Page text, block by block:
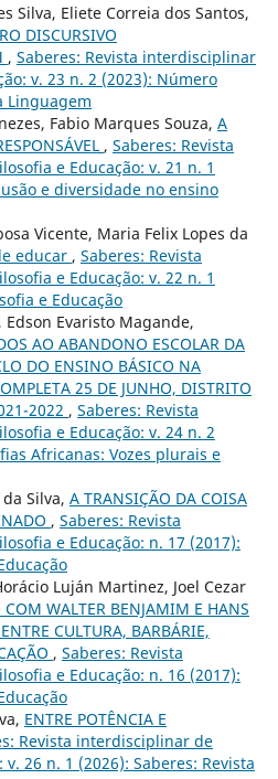
Silva, Eliete Correia dos Santos,
DISCURSIVO
, Saberes: Revista interdisciplinar
v. 23 n. 2 (2023): Número
Linguagem
Fabio Marques Souza, A
, Saberes: Revista
e Educação: v. 21 n. 1
e diversidade no ensino
Vicente, Maria Felix Lopes da
educar , Saberes: Revista
e Educação: v. 22 n. 1
e Educação
Evaristo Magande,
AO ABANDONO ESCOLAR DA
DO ENSINO BÁSICO NA
25 DE JUNHO, DISTRITO
2022 , Saberes: Revista
e Educação: v. 24 n. 2
Africanas: Vozes plurais e
Silva, A TRANSIÇÃO DA COISA
, Saberes: Revista
e Educação: n. 17 (2017):
Luján Martinez, Joel Cezar
WALTER BENJAMIM E HANS
CULTURA, BARBÁRIE,
, Saberes: Revista
e Educação: n. 16 (2017):
ENTRE POTÊNCIA E
Revista interdisciplinar de
v. 26 n. 1 (2026): Saberes: Revista